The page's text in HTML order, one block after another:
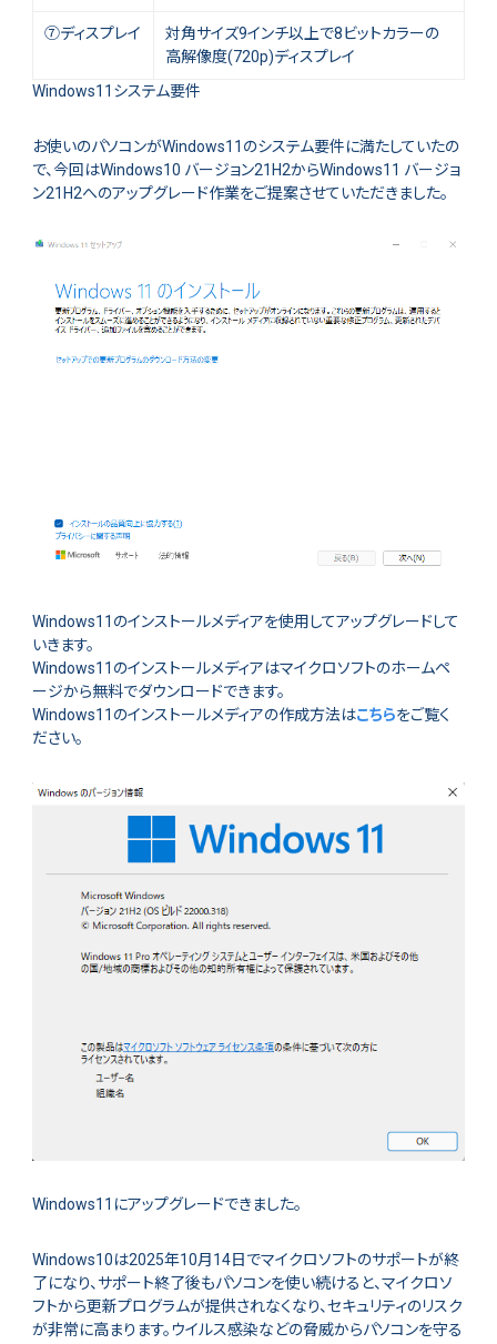
⑦ディスプレイ
対角サイズ9インチ以上で8ビットカラーの
高解像度(720p)ディスプレイ
Windows11システム要件
お使いのパソコンがWindows11のシステム要件に満たしていたの
で、今回はWindows10 バージョン21H2からWindows11 バージョ
ン21H2へのアップグレード作業をご提案させていただきました。
Windows11のインストールメディアを使用してアップグレードして
いきます。
Windows11のインストールメディアはマイクロソフトのホームペ
ージから無料でダウンロードできます。
Windows11のインストールメディアの作成方法はこちらをご覧く
ださい。
Windows11にアップグレードできました。
Windows10は2025年10月14日でマイクロソフトのサポートが終
了になり、サポート終了後もパソコンを使い続けると、マイクロソ
フトから更新プログラムが提供されなくなり、セキュリティのリスク
が非常に高まります。ウイルス感染などの脅威からパソコンを守る